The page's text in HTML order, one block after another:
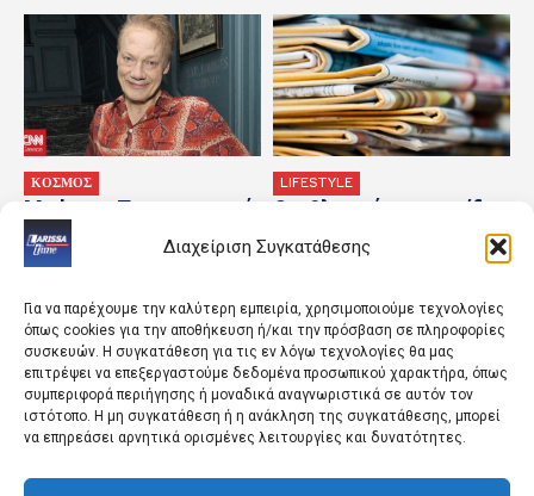
Διαχείριση Συγκατάθεσης
Για να παρέχουμε την καλύτερη εμπειρία, χρησιμοποιούμε τεχνολογίες
όπως cookies για την αποθήκευση ή/και την πρόσβαση σε πληροφορίες
συσκευών. Η συγκατάθεση για τις εν λόγω τεχνολογίες θα μας
επιτρέψει να επεξεργαστούμε δεδομένα προσωπικού χαρακτήρα, όπως
συμπεριφορά περιήγησης ή μοναδικά αναγνωριστικά σε αυτόν τον
ιστότοπο. Η μη συγκατάθεση ή η ανάκληση της συγκατάθεσης, μπορεί
να επηρεάσει αρνητικά ορισμένες λειτουργίες και δυνατότητες.
ΚΟΣΜΟΣ
Madonna: Το συγκινητικό
αντίο στον παραγωγό της
William Orbit – «Ήσουν το
LIFESTYLE
Οι αθλητικές εφημερίδες
9/8/2026